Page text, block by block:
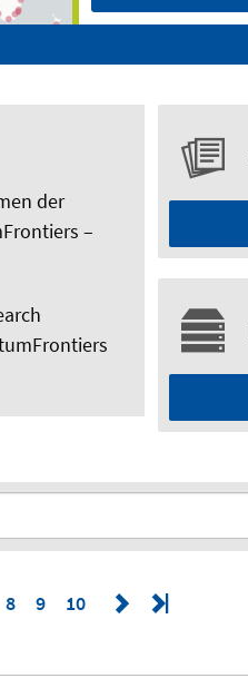
der
–
8 9 10